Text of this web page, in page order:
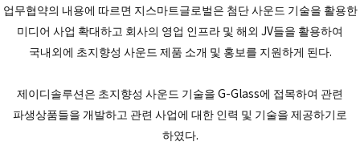
업무협약의 내용에 따르면 지스마트글로벌은 첨단 사운드 기술을 활용한
미디어 사업 확대하고 회사의 영업 인프라 및 해외 JV들을 활용하여
국내외에 초지향성 사운드 제품 소개 및 홍보를 지원하게 된다.
제이디솔루션은 초지향성 사운드 기술을 G-Glass에 접목하여 관련
파생상품들을 개발하고 관련 사업에 대한 인력 및 기술을 제공하기로
하였다.